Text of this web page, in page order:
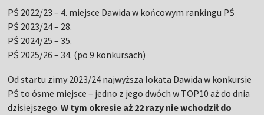
PŚ 2022/23 – 4. miejsce Dawida w końcowym rankingu PŚ
PŚ 2023/24 – 28.
PŚ 2024/25 – 35.
PŚ 2025/26 – 34. (po 9 konkursach)
Od startu zimy 2023/24 najwyższa lokata Dawida w konkursie
PŚ to ósme miejsce – jedno z jego dwóch w TOP10 aż do dnia
dzisiejszego.W tym okresie aż 22 razy nie wchodził do